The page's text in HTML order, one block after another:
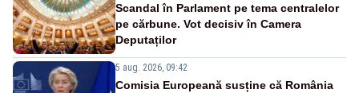
Scandal în Parlament pe tema centralelor
pe cărbune. Vot decisiv în Camera
Deputaților
5 aug. 2026, 09:42
Comisia Europeană susține că România